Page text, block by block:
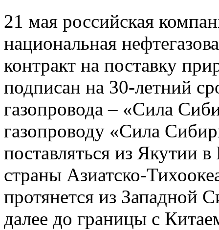
21 мая российская
национальная
контракт на поставку
подписан на 30-летний
газопровода – «Сила
газопроводу «Сила
поставляться из Якутии
страны Азиатско-
протянется из Западной
далее до границы с